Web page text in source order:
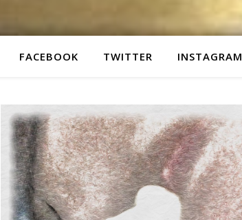
FACEBOOK TWITTER INSTAGRAM